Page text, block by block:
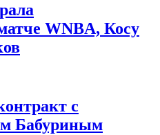
WNBA, Косу
с
Бабуриным